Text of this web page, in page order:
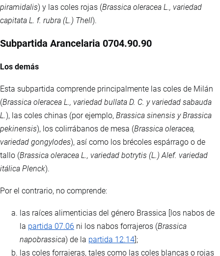
piramidalis) y las coles rojas (Brassica oleracea L., variedad
capitata L. f. rubra (L.) Thell).
Subpartida Arancelaria 0704.90.90
Los demás
Esta subpartida comprende principalmente las coles de Milán
(Brassica oleracea L., variedad bullata D. C. y variedad sabauda
L.), las coles chinas (por ejemplo, Brassica sinensis y Brassica
pekinensis), los colirrábanos de mesa (Brassica oleracea,
variedad gongylodes), así como los brécoles espárrago o de
tallo (Brassica oleracea L., variedad botrytis (L.) Alef. variedad
itálica Plenck).
Por el contrario, no comprende:
las raíces alimenticias del género Brassica [los nabos de
la partida 07.06 ni los nabos forrajeros (Brassica
napobrassica) de la partida 12.14 ];
las coles forrajeras, tales como las coles blancas o rojas